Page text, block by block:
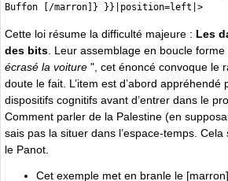
Buffon [/marron]} }}|position=left|>
Cette loi résume la difficulté majeure : Les
des bits . Leur assemblage en boucle
écrasé la voiture ", cet énoncé convoque le
doute le fait. L’item est d’abord appréhendé
dispositifs cognitifs avant d’entrer dans le
Comment parler de la Palestine (en
sais pas la situer dans l’espace-temps. Cela
le Panot.
Cet exemple met en branle le